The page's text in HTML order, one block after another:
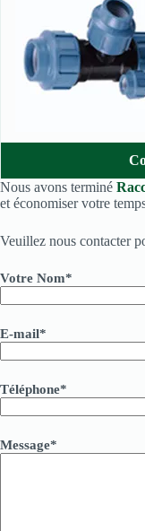
Nous avons terminé
et économiser votre
Veuillez nous contacter
Votre Nom*
E-mail*
Téléphone*
Message*